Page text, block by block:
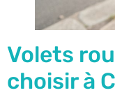
Volets
choisir à